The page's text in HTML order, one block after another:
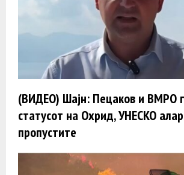
(ВИДЕО) Шајн: Пецаков и ВМРО
статусот на Охрид, УНЕСКО
пропустите